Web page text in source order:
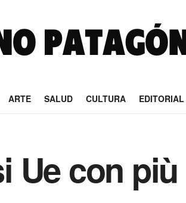
ARTE SALUD CULTURA EDITORIAL
Ue con più